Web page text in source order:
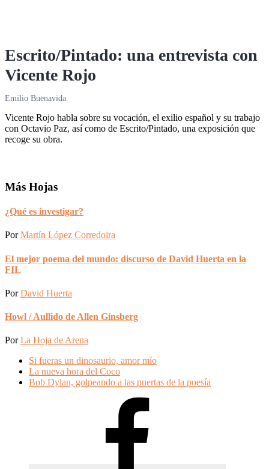
Escrito/Pintado: una entrevista con
Vicente Rojo
Emilio Buenavida
Vicente Rojo habla sobre su vocación, el exilio español y su trabajo
con Octavio Paz, así como de Escrito/Pintado, una exposición que
recoge su obra.
Barra
lateral
Primaria
Más Hojas
¿Qué es investigar?
PorMartín López Corredoira
El mejor poema del mundo: discurso de David Huerta en la
FIL
PorDavid Huerta
Howl / Aullido de Allen Ginsberg
PorLa Hoja de Arena
Si fueras un dinosaurio, amor mío
La nueva hora del Coco
Bob Dylan, golpeando a las puertas de la poesía